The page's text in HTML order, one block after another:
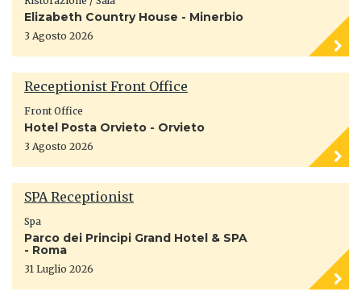
Elizabeth Country House - Minerbio
3 Agosto 2026
Receptionist Front Office
Front Office
Hotel Posta Orvieto - Orvieto
3 Agosto 2026
SPA Receptionist
Spa
Parco dei Principi Grand Hotel & SPA
- Roma
31 Luglio 2026